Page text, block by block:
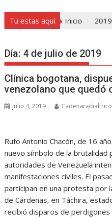
Tu estas aquí Inicio 2019
Día: 4 de julio de 2019
Clínica bogotana,
venezolano que quedó
julio 4, 2019
Rufo Antonio Chacón, de 16
nuevo símbolo de la brutalidad
autoridades de Venezuela
manifestaciones civiles. El
participan en una protesta por
de Cárdenas, en Táchira,
recibió disparos de perdigones